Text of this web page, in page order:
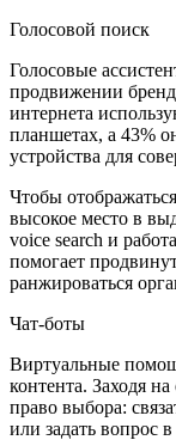
Голосовой поиск
Голосовые
продвижении
интернета
планшетах, а 43%
устройства для
Чтобы
высокое место в
voice search и
помогает
ранжироваться
Чат-боты
Виртуальные
контента. Заходя
право выбора:
или задать вопрос в